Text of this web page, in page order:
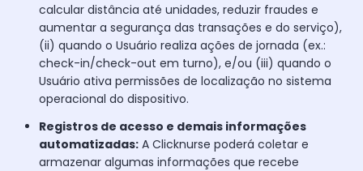
calcular distância até unidades, reduzir fraudes e
aumentar a segurança das transações e do serviço),
(ii) quando o Usuário realiza ações de jornada (ex.:
check-in/check-out em turno), e/ou (iii) quando o
Usuário ativa permissões de localização no sistema
operacional do dispositivo.
Registros de acesso e demais informações
automatizadas: A Clicknurse poderá coletar e
armazenar algumas informações que recebe